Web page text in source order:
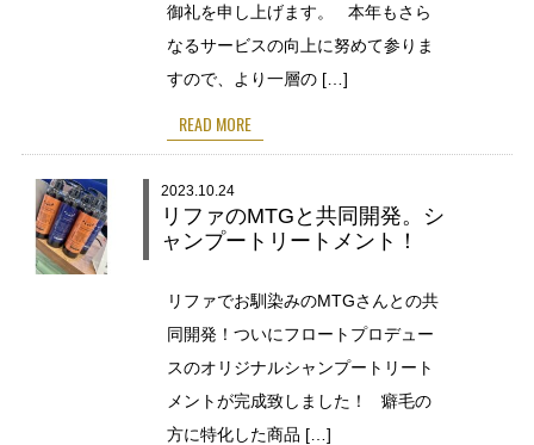
御礼を申し上げます。 本年もさら
なるサービスの向上に努めて参りま
すので、より一層の […]
READ MORE
2023.10.24
リファのMTGと共同開発。シ
ャンプートリートメント！
リファでお馴染みのMTGさんとの共
同開発！ついにフロートプロデュー
スのオリジナルシャンプートリート
メントが完成致しました！ 癖毛の
方に特化した商品 […]